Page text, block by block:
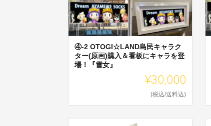
④-2 OTOGI☆LAND島民キャラク
ター(原画)購入＆看板にキャラを登
場！『雪女』
¥30,000
(税込/送料込)